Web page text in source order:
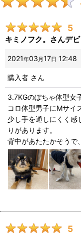
5
キミノフク。さんデ
2021年03 月17日 12:48
購入者 さん
3.7KGのぽちゃ体型女
コロ体型男子にMサイ
少し手を通しにくく感
りがあります。
背中があたたかそうで
5